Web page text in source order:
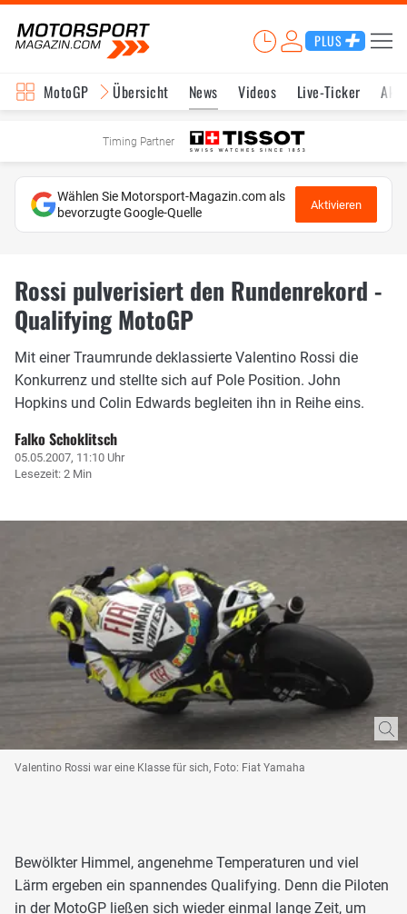
PLUS
MotoGP Übersicht News Videos Live-Ticker
Timing Partner
Wählen Sie Motorsport-Magazin.com als
bevorzugte Google-Quelle
Aktivieren
Rossi pulverisiert den Rundenrekord -
Qualifying MotoGP
Mit einer Traumrunde deklassierte Valentino Rossi die
Konkurrenz und stellte sich auf Pole Position. John
Hopkins und Colin Edwards begleiten ihn in Reihe eins.
Falko Schoklitsch
05.05.2007, 11:10 Uhr
Lesezeit: 2 Min
Valentino Rossi war eine Klasse für sich, Foto: Fiat Yamaha
Bewölkter Himmel, angenehme Temperaturen und viel
Lärm ergeben ein spannendes Qualifying. Denn die Piloten
in der MotoGP ließen sich wieder einmal lange Zeit, um